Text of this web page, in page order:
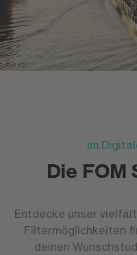
Im
Die FOM
Entdecke unser
Filtermöglichkeiten
deinen